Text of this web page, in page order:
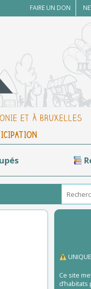
FAIRE UN DON
ET À BRUXELLES
Ce site